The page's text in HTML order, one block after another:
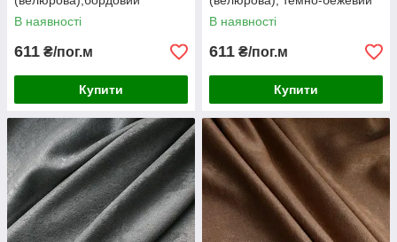
В наявності
611 ₴/пог.м
Купити
В наявності
611 ₴/пог.м
Купити